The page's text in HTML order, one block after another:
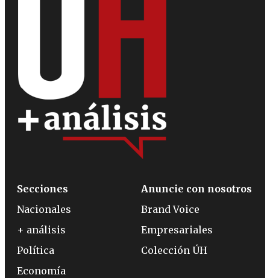
Secciones
Nacionales
+ análisis
Política
Economía
Anuncie con nosotros
Brand Voice
Empresariales
Colección ÚH